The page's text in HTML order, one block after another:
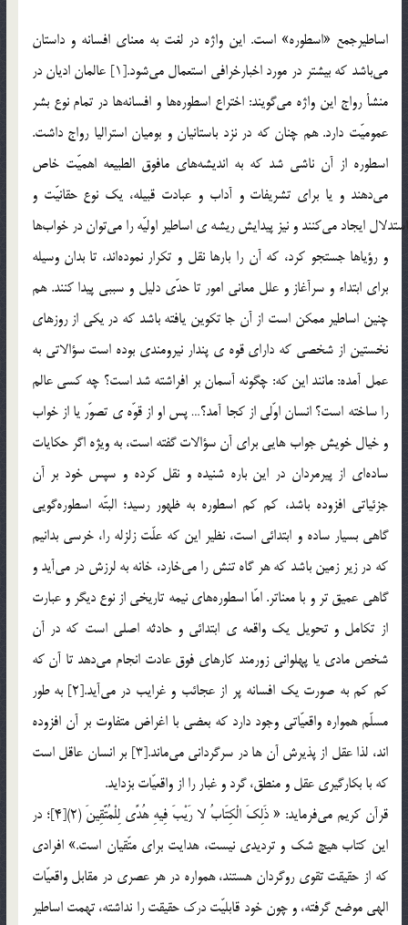
اساطيرجمع «اسطوره» است. اين واژه در لغت به معناي افسانه و داستان
مي‎باشد كه بيشتر در مورد اخبارخرافي استعمال مي‎شود.[1] عالمان اديان در
منشأ رواج اين واژه مي‎گويند: اختراع اسطوره‎ها و افسانه‎ها در تمام نوع بشر
عموميّت دارد. هم چنان كه در نزد باستانيان و بوميان استراليا رواج داشت.
اسطوره از آن ناشي شد كه به انديشه‎هاي مافوق الطبيعه اهميّت خاص
مي‎دهند و يا براي تشريفات و آداب و عبادت قبيله، يك نوع حقانيّت و
استدلال ايجاد مي‎كنند و نيز پيدايش ريشه ي اساطير اوليّه را مي‎توان در خواب‎ها
و رؤياها جستجو كرد، كه آن را بارها نقل و تكرار نموده‎‏‎اند، ‌تا بدان وسيله
براي ابتداء و سرآغاز و علل معاني امور تا حدّي دليل و سببي پيدا كنند. هم
چنين اساطير ممكن است از آن جا تكوين يافته باشد كه در يكي از روزهاي
نخستين از شخصي كه داراي قوه ي پندار نيرومندي بوده است سؤالاتي به
عمل آمده: مانند اين كه: چگونه آسمان بر افراشته شد است؟ چه كسي عالم
را ساخته است؟ انسان اوّلي از كجا آمد؟… پس او از قوّه ي تصوّر يا از خواب
و خيال خويش جواب هايي براي آن سؤالات گفته است، به ويژه اگر حكايات
ساده‎اي از پيرمردان در اين باره شنيده و نقل كرده و سپس خود بر آن
جزئياتي افزوده باشد، كم كم اسطوره به ظهور رسيد؛ البتّه اسطوره‎گويي
گاهي بسيار ساده و ابتدائي است، نظير اين كه علّت زلزله را، خرسي بدانيم
كه در زير زمين باشد كه هر گاه تنش را مي‎خارد، خانه به لرزش در مي‎آيد و
گاهي عميق تر و با معنا‎تر. امّا اسطوره‎هاي نيمه تاريخي از نوع ديگر و عبارت
از تكامل و تحويل يك واقعه ي ابتدائي و حادثه اصلي است كه در آن
شخص مادي يا پهلواني زورمند كارهاي فوق عادت انجام مي‎دهد تا آن كه
كم كم به صورت يك افسانه پر از عجائب و غرايب در مي‎آيد.[2] به طور
مسلّم همواره واقعيّاتي وجود دارد كه بعضي با اغراض متفاوت بر آن افزوده
اند، لذا عقل از پذيرش آن ها در سرگرداني مي‎ماند.[3] بر انسان عاقل است
كه با بكارگيري عقل و منطق، گرد و غبار را از واقعيّات بزدايد.
قرآن كريم مي‎فرمايد: « ذَلِكَ الْكِتَابُ لا رَيْبَ فِيهِ هُدًى لِلْمُتَّقِينَ (٢)[4]؛ در
‌اين كتاب هيچ شك و ترديدي نيست، هدايت براي متّقيان است.» افرادي
كه از حقيقت تقوي روگردان هستند، همواره در هر عصري در مقابل واقعيّات
الهي موضع گرفته، و چون خود قابليّت درك حقيقت را نداشته،‌ تهمت اساطير